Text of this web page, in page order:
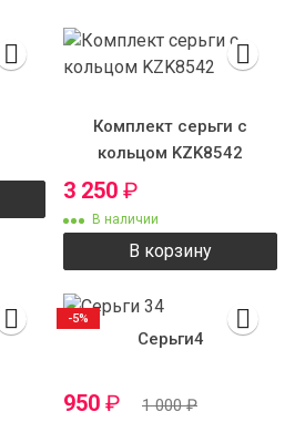
Комплект серьги с
кольцом KZK8542
3 250 ₽
В наличии
В корзину
Серьги4
950 ₽ 1 000₽
-5%